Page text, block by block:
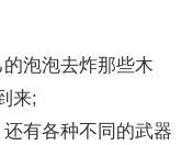
泡泡去炸那些木
来;
有各种不同的武器